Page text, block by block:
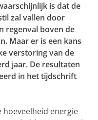
is dat de
zal vallen door
regenval boven de
Maar er is een kans
verstoring van de
jaar. De resultaten
in het tijdschrift
hoeveelheid energie